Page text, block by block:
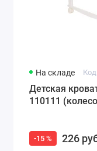
На складе
Детская
110111
-15 % 226